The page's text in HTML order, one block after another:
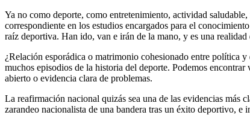
Ya no como deporte, como entretenimiento, actividad
correspondiente en los estudios encargados para el
raíz deportiva. Han ido, van e irán de la mano, y es una realidad
¿Relación esporádica o matrimonio cohesionado entre política
muchos episodios de la historia del deporte. Podemos
abierto o evidencia clara de problemas.
La reafirmación nacional quizás sea una de las evidencias más
zarandeo nacionalista de una bandera tras un éxito deportivo, e